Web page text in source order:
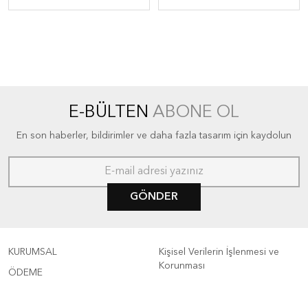
E-BÜLTEN ABONE OL
En son haberler, bildirimler ve daha fazla tasarım için kaydolun
GÖNDER
KURUMSAL
ÖDEME
Kişisel Verilerin İşlenmesi ve
Korunması